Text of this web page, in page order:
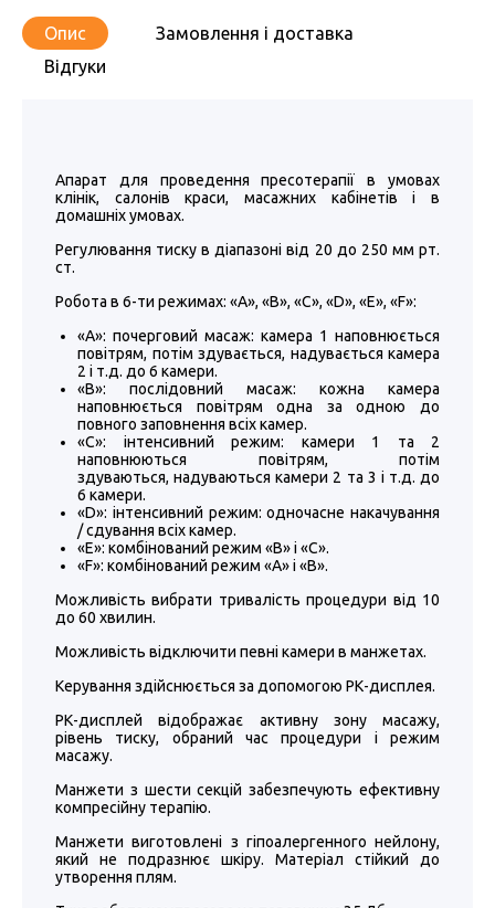
Опис
Замовлення і доставка
Відгуки
Апарат для проведення пресотерапії в умовах
клінік, салонів краси, масажних кабінетів і в
домашніх умовах.
Регулювання тиску в діапазоні від 20 до 250 мм рт.
ст.
Робота в 6-ти режимах: «А», «В», «С», «D», «E», «F»:
«А»: почерговий масаж: камера 1 наповнюється
повітрям, потім здувається, надувається камера
2 і т.д. до 6 камери.
«В»: послідовний масаж: кожна камера
наповнюється повітрям одна за одною до
повного заповнення всіх камер.
«С»: інтенсивний режим: камери 1 та 2
наповнюються повітрям, потім
здуваються, надуваються камери 2 та 3 і т.д. до
6 камери.
«D»: інтенсивний режим: одночасне накачування
/ сдування всіх камер.
«E»: комбінований режим «В» і «С».
«F»: комбінований режим «А» і «В».
Можливість вибрати тривалість процедури від 10
до 60 хвилин.
Можливість відключити певні камери в манжетах.
Керування здійснюється за допомогою РК-дисплея.
РК-дисплей відображає активну зону масажу,
рівень тиску, обраний час процедури і режим
масажу.
Манжети з шести секцій забезпечують ефективну
компресійну терапію.
Манжети виготовлені з гіпоалергенного нейлону,
який не подразнює шкіру. Матеріал стійкий до
утворення плям.